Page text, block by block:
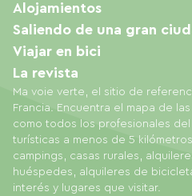
Ma voie verte, el sitio de
Francia. Encuentra el mapa de
como todos los profesionales
turísticas a menos de 5
campings, casas rurales,
huéspedes, alquileres de
interés y lugares que visitar.
Alojamientos
Saliendo de una gran
Viajar en bici
La revista